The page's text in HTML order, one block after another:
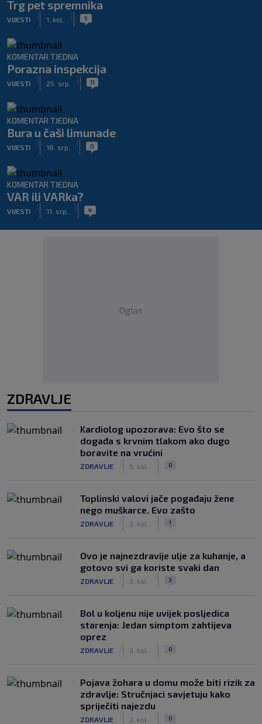
Trg pet spremnika
VIJESTI
|
1. kol.
| 5
KOMENTAR TJEDNA
Porazna inspekcija
VIJESTI
|
25. srp.
| 11
KOMENTAR TJEDNA
Bura u čaši limunade
VIJESTI
|
18. srp.
| 0
KOMENTAR TJEDNA
VAR ili VARka?
VIJESTI
|
11. srp.
| 4
Oglas
ZDRAVLJE
Kardiolog upozorava: Evo što se
događa s krvnim tlakom ako dugo
boravite na vrućini
ZDRAVLJE 5. kol. 0
Toplinski valovi jače pogađaju žene
nego muškarce. Evo zašto
ZDRAVLJE 3. kol. 1
Ovo je najnezdravije ulje za kuhanje, a
gotovo svi ga koriste svaki dan
ZDRAVLJE 3. kol. 3
Bol u koljenu nije uvijek posljedica
starenja: Jedan simptom zahtijeva
oprez
ZDRAVLJE 3. kol. 0
Pojava žohara u domu može biti rizik za
zdravlje: Stručnjaci savjetuju kako
spriječiti najezdu
ZDRAVLJE 2. kol. 0